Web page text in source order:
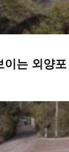
이는 외양